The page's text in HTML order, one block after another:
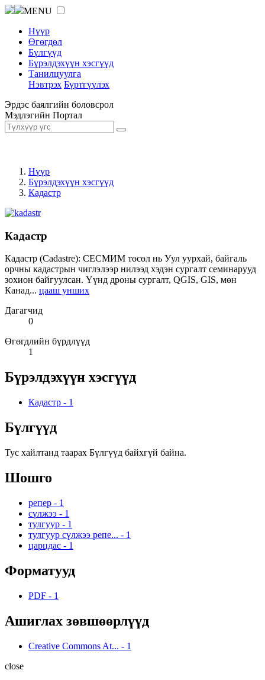
MENU
Нүүр
Өгөгдөл
Бүлгүүд
Бүрэлдэхүүн хэсгүүд
Танилцуулга
Нэвтрэх Бүртгүүлэх
Эрдэс баялгийн боловсрол
Мэдлэгийн Портал
Нүүр
Бүрэлдэхүүн хэсгүүд
Кадастр
Кадастр
Кадастр (Cadastre): СЕСМИМ төсөл нь Уул уурхай, байгаль
орчны кадастрын чиглэлээр нилээд хэдэн сургалт семинарууд
зохион байгуулсан. Үүнд дроны сургалт, QGIS, GIS, мөн
Канад... цааш унших
Дагагчид
0
Өгөгдлийн бүрдлүүд
1
Бүрэлдэхүүн хэсгүүд
Кадастр - 1
Бүлгүүд
Тус хайлтанд таарах Бүлгүүд байхгүй байна.
Шошго
репер - 1
сүлжээ - 1
тулгуур - 1
тулгуур сүлжээ репе... - 1
царцдас - 1
Форматууд
PDF - 1
Ашиглах зөвшөөрлүүд
Creative Commons At... - 1
close